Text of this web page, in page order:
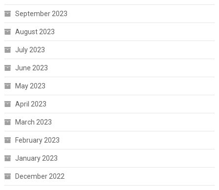
September 2023
August 2023
July 2023
June 2023
May 2023
April 2023
March 2023
February 2023
January 2023
December 2022